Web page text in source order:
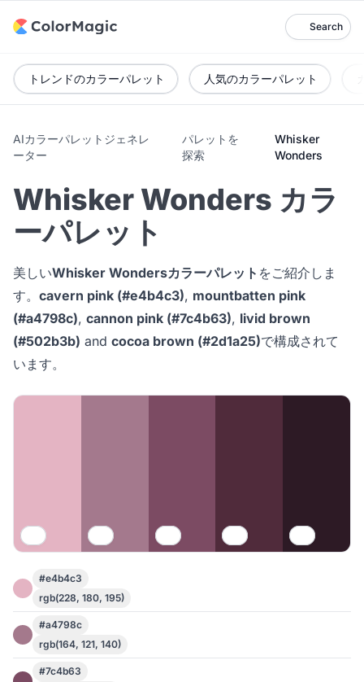
Search
トレンドのカラーパレット 人気のカラーパレット
AIカラーパレットジェネレ
ーター
パレットを
探索
Whisker
Wonders
Whisker Wonders カラ
ーパレット
美しいWhisker Wondersカラーパレット をご紹介しま
す。 cavern pink (#e4b4c3), mountbatten pink
(#a4798c), cannon pink (#7c4b63), livid brown
(#502b3b) and cocoa brown (#2d1a25)で構成されて
います。
#e4b4c3
rgb(228, 180, 195)
#a4798c
rgb(164, 121, 140)
#7c4b63